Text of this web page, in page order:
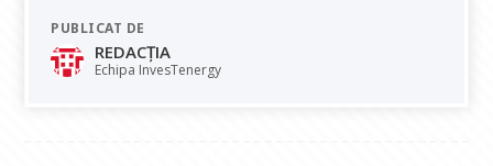
b
o
s
A dI
PUBLICAT DE
REDACȚIA
Echipa InvesTenergy